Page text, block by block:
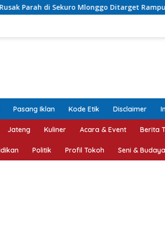
Ditarget Rampung Akhir Tahun
Pasang Iklan Kode Etik Disclaimer
Jateng Kuliner Acara & Event Berita
Politik Profil Tokoh Seni & Budaya